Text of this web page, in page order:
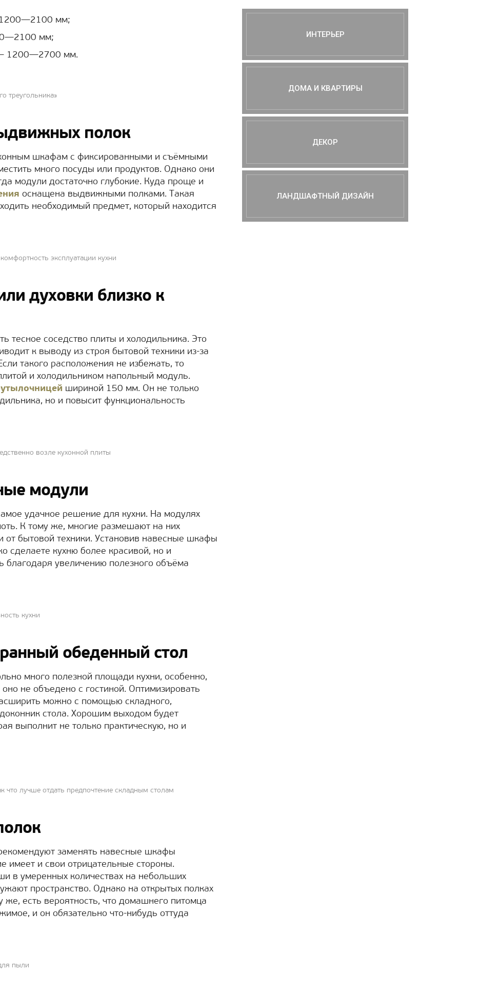
мм;
мм;
— 1200—2700 мм.
треугольника»
полок
шкафам с фиксированными и съёмными
много посуды или продуктов. Однако они
модули достаточно глубокие. Куда проще и
оснащена выдвижными полками. Такая
необходимый предмет, который находится
эксплуатации кухни
духовки близко к
тесное соседство плиты и холодильника. Это
к выводу из строя бытовой техники из-за
такого расположения не избежать, то
и холодильником напольный модуль.
шириной 150 мм. Он не только
но и повысит функциональность
возле кухонной плиты
модули
удачное решение для кухни. На модулях
К тому же, многие размешают на них
от бытовой техники. Установив навесные шкафы
сделаете кухню более красивой, но и
благодаря увеличению полезного объёма
кухни
обеденный стол
много полезной площади кухни, особенно,
не объедено с гостиной. Оптимизировать
можно с помощью складного,
стола. Хорошим выходом будет
выполнит не только практическую, но и
что лучше отдать предпочтение складным столам
заменять навесные шкафы
имеет и свои отрицательные стороны.
в умеренных количествах на небольших
пространство. Однако на открытых полках
же, есть вероятность, что домашнего питомца
и он обязательно что-нибудь оттуда
пыли
ИНТЕРЬЕР
ДОМА И КВАРТИРЫ
ДЕКОР
ЛАНДШАФТНЫЙ ДИЗАЙН